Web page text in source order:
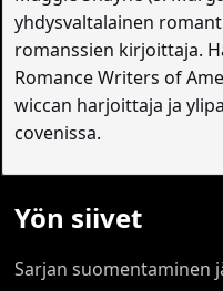
yhdysvaltalainen
romanssien kirjoittaja.
Romance Writers of
wiccan harjoittaja ja
covenissa.
Yön siivet
Sarjan suomentaminen